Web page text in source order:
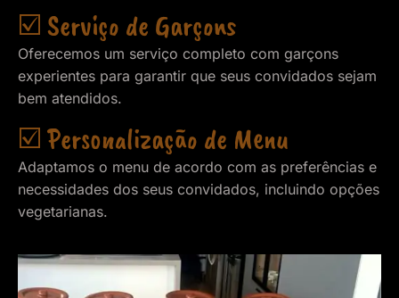
☑️ Serviço de Garçons
Oferecemos um serviço completo com garçons
experientes para garantir que seus convidados sejam
bem atendidos.
☑️ Personalização de Menu
Adaptamos o menu de acordo com as preferências e
necessidades dos seus convidados, incluindo opções
vegetarianas.